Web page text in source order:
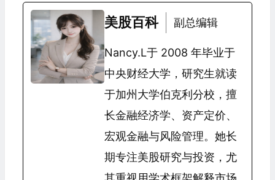
美股百科 副总编辑
Nancy.L于 2008 年毕业于
中央财经大学，研究生就读
于加州大学伯克利分校，擅
长金融经济学、资产定价、
宏观金融与风险管理。她长
期专注美股研究与投资，尤